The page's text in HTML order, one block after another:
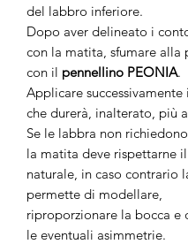
del labbro inferiore.
Dopo aver delineato i
con la matita, sfumare alla
con il pennellino PEONIA.
Applicare successivamente
che durerà, inalterato, più
Se le labbra non
la matita deve rispettarne
naturale, in caso contrario
permette di modellare,
riproporzionare la bocca e
le eventuali asimmetrie.